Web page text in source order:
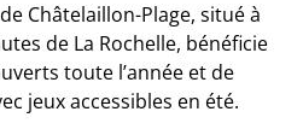
Châtelaillon-Plage, situé à
de La Rochelle, bénéficie
toute l’année et de
jeux accessibles en été.